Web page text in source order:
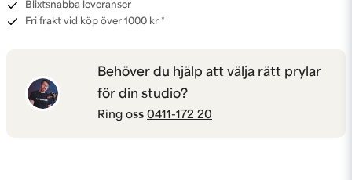
Blixtsnabba leveranser
Fri frakt vid köp över 1000 kr *
Behöver du hjälp att välja rätt prylar
för din studio?
Ring oss 0411-172 20